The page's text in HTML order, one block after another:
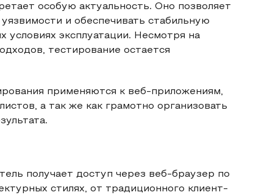
особую актуальность. Оно позволяет
и обеспечивать стабильную
условиях эксплуатации. Несмотря на
тестирование остается
применяются к веб-приложениям,
а так же как грамотно организовать
получает доступ через веб-браузер по
стилях, от традиционного клиент-